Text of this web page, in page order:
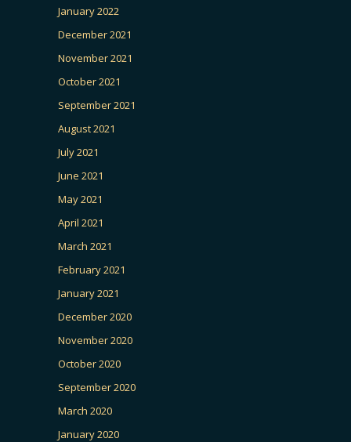
January 2022
December 2021
November 2021
October 2021
September 2021
August 2021
July 2021
June 2021
May 2021
April 2021
March 2021
February 2021
January 2021
December 2020
November 2020
October 2020
September 2020
March 2020
January 2020